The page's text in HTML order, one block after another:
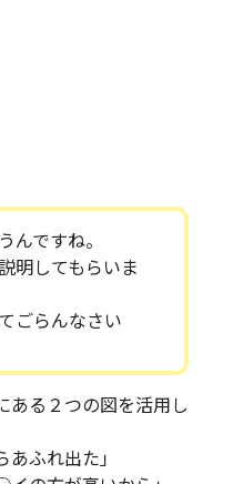
ですね。
明してもらいま
ごらんなさい
ある２つの図を活用し
ふれ出た」